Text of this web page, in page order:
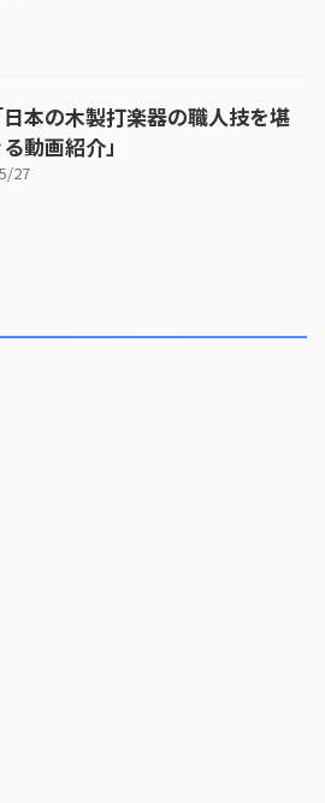
本の木製打楽器の職人技を堪
動画紹介」
27